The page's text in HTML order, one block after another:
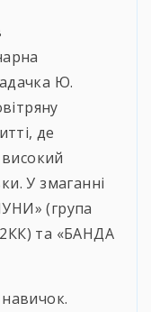
Ю.
де
У змаганні
(група
та «БАНДА